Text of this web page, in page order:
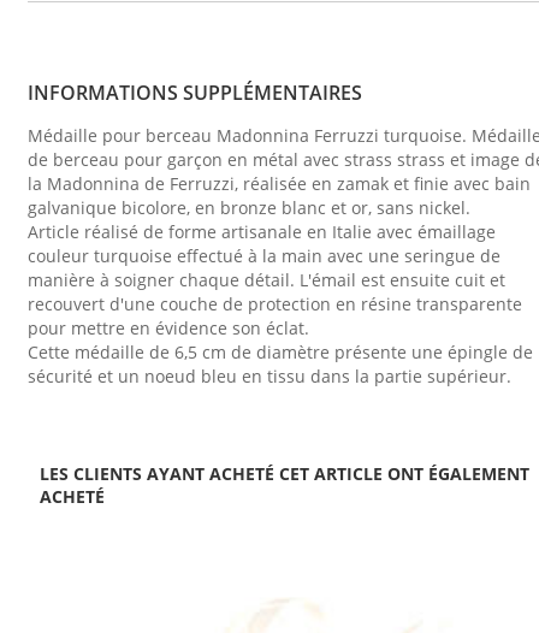
INFORMATIONS SUPPLÉMENTAIRES
Médaille pour berceau Madonnina Ferruzzi turquoise.
de berceau pour garçon en métal avec strass strass et image
la Madonnina de Ferruzzi, réalisée en zamak et finie avec bain
galvanique bicolore, en bronze blanc et or, sans nickel.
Article réalisé de forme artisanale en Italie avec émaillage
couleur turquoise effectué à la main avec une seringue de
manière à soigner chaque détail. L'émail est ensuite cuit et
recouvert d'une couche de protection en résine transparente
pour mettre en évidence son éclat.
Cette médaille de 6,5 cm de diamètre présente une épingle de
sécurité et un noeud bleu en tissu dans la partie supérieur.
LES CLIENTS AYANT ACHETÉ CET ARTICLE ONT ÉGALEMENT
ACHETÉ